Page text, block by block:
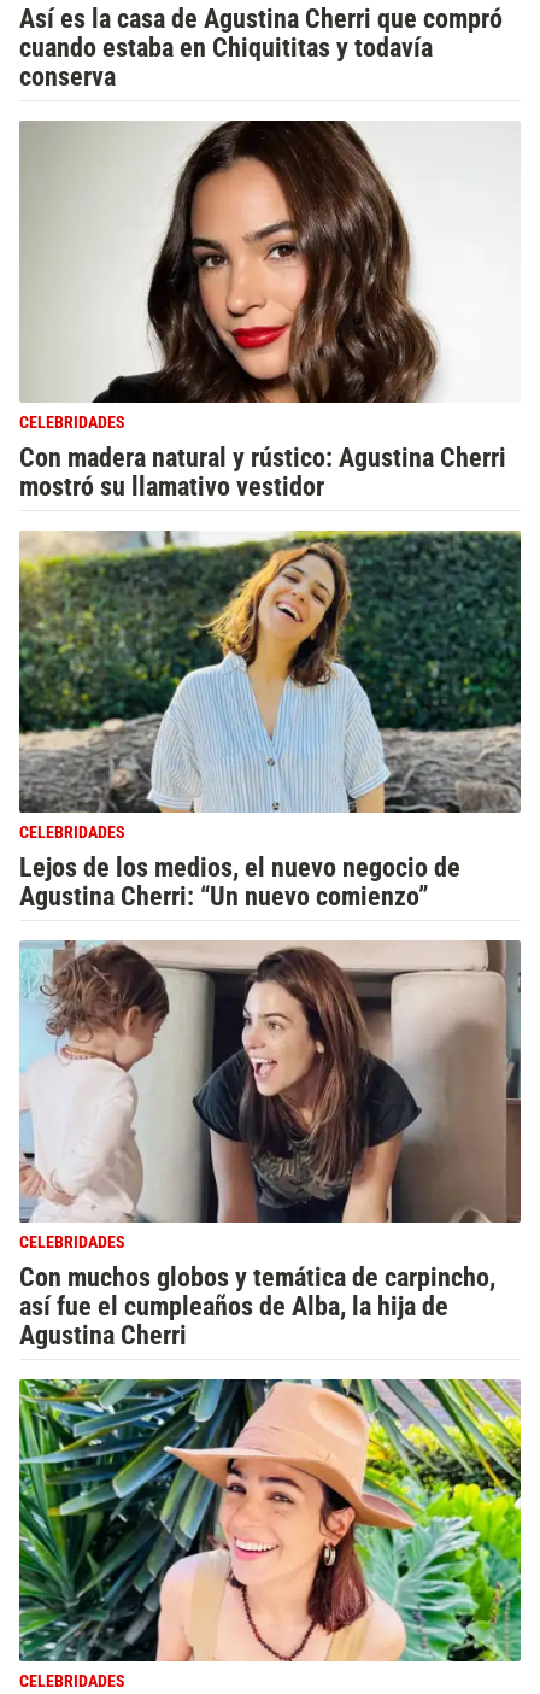
Así es la casa de Agustina Cherri que compró
cuando estaba en Chiquititas y todavía
conserva
CELEBRIDADES
Con madera natural y rústico: Agustina Cherri
mostró su llamativo vestidor
CELEBRIDADES
Lejos de los medios, el nuevo negocio de
Agustina Cherri: “Un nuevo comienzo”
CELEBRIDADES
Con muchos globos y temática de carpincho,
así fue el cumpleaños de Alba, la hija de
Agustina Cherri
CELEBRIDADES